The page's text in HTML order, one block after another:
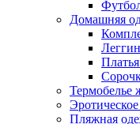
Домашняя
Термобелье
Эротическое
Пляжная